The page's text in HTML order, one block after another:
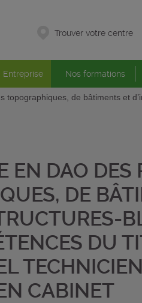
Trouver votre centre
Entreprise Nos formations
topographiques, de bâtiments et
EN DAO DES
DE
DU
CABINET